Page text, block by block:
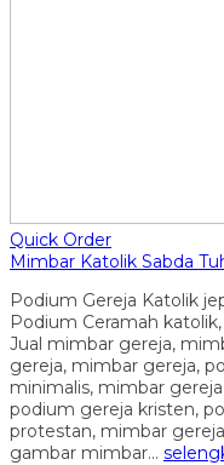
Quick Order
Mimbar Katolik Sabda
Podium Gereja Katolik
Podium Ceramah
Jual mimbar gereja,
gereja, mimbar gereja,
minimalis, mimbar
podium gereja kristen,
protestan, mimbar
gambar mimbar…